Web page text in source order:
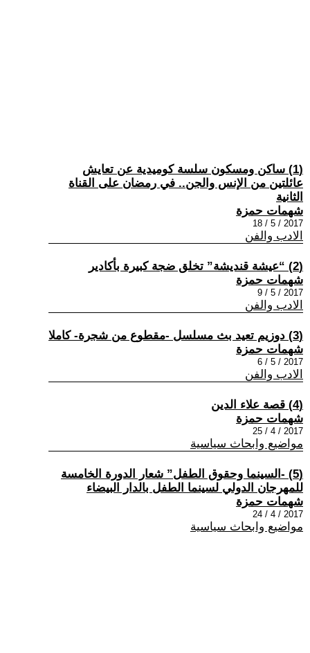
(1) ساكن ومسكون سلسة كوميدية عن تعايش
عائلتين من الإنس والجن.. في رمضان على القناة
الثانية
شهمات حمزة
2017 / 5 / 18
الادب والفن
(2) “عيشة قنديشة” تخلق ضجة كبيرة بأكادير
شهمات حمزة
2017 / 5 / 9
الادب والفن
(3) دوزيم تعيد بث مسلسل -مقطوع من شجرة- كاملا
شهمات حمزة
2017 / 5 / 6
الادب والفن
(4) قصة علاء الدين
شهمات حمزة
2017 / 4 / 25
مواضيع وابحاث سياسية
(5) -السينما وحقوق الطفل” شعار الدورة الخامسة
للمهرجان الدولي لسينما الطفل بالدار البيضاء
شهمات حمزة
2017 / 4 / 24
مواضيع وابحاث سياسية